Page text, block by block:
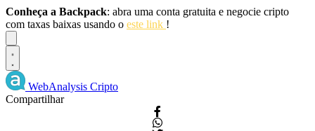
Conheça a Backpack: abra uma conta gratuita e negocie cripto
com taxas baixas usando o este link !
WebAnalysis Cripto
Compartilhar